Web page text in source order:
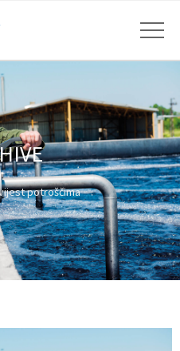
potroščima